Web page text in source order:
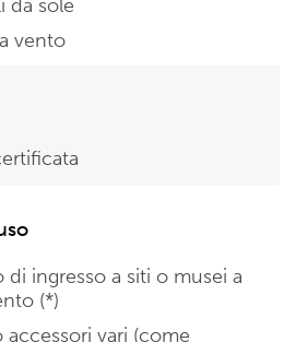
da sole
vento
di ingresso a siti o musei a
(*)
accessori vari (come